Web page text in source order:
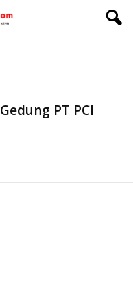
PT PCI